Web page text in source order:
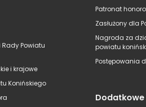
Powiatu
i krajowe
Konińskiego
Patronat
Zasłużony dla
Nagroda za
powiatu
Postępowania
Dodatkowe